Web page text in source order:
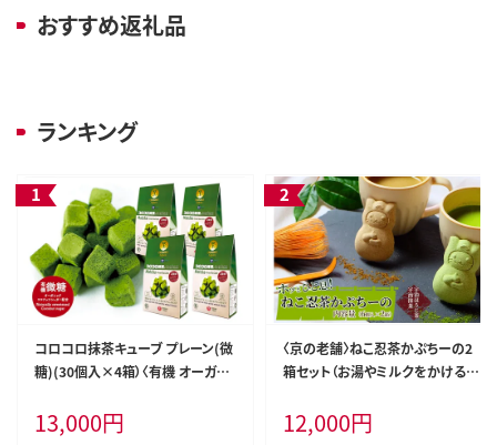
おすすめ返礼品
ランキング
コロコロ抹茶キューブ プレーン(微
糖)(30個入×4箱）〈有機 オーガニ
お菓子 宇治抹茶 抹茶 抹茶ラテ フ
リーズドライ〉 手軽 茶道具要らず
13,000円
〈京の老舗〉ねこ忍茶かぷちーの2
箱セット（お湯やミルクをかけると
お茶 茶 カプチーノ ほうじ茶 アイス
ホット ミルク ギフト 贈り物 飲料 加
12,000円